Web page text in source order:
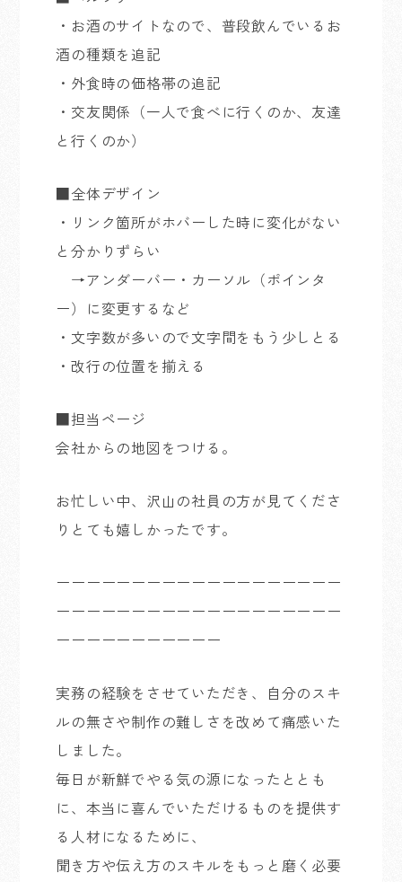
・お酒のサイトなので、普段飲んでいるお
酒の種類を追記
・外食時の価格帯の追記
・交友関係（一人で食べに行くのか、友達
と行くのか）
■全体デザイン
・リンク箇所がホバーした時に変化がない
と分かりずらい
→アンダーバー・カーソル（ポインタ
ー）に変更するなど
・文字数が多いので文字間をもう少しとる
・改行の位置を揃える
■担当ページ
会社からの地図をつける。
お忙しい中、沢山の社員の方が見てくださ
りとても嬉しかったです。
ーーーーーーーーーーーーーーーーーーー
ーーーーーーーーーーーーーーーーーーー
ーーーーーーーーーーー
実務の経験をさせていただき、自分のスキ
ルの無さや制作の難しさを改めて痛感いた
しました。
毎日が新鮮でやる気の源になったととも
に、本当に喜んでいただけるものを提供す
る人材になるために、
聞き方や伝え方のスキルをもっと磨く必要